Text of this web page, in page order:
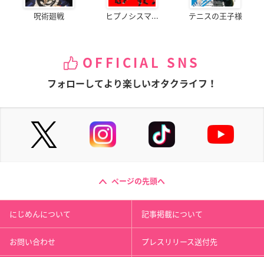
呪術廻戦 ヒプノシスマ... テニスの王子様
OFFICIAL SNS
フォローしてより楽しいオタクライフ！
ページの先頭へ
にじめんについて 記事掲載について
お問い合わせ プレスリリース送付先